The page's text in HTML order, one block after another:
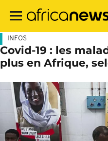
contenu
INFOS
Covid-19 : les
plus en Afrique,